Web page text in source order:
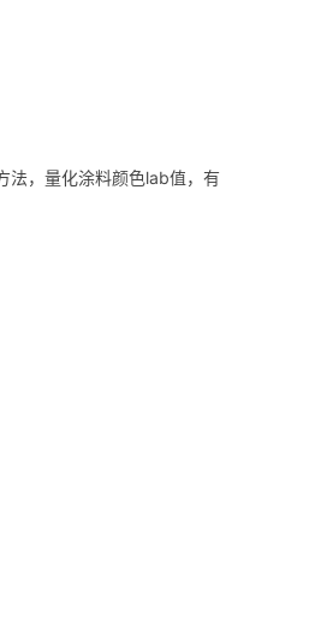
法，量化涂料颜色lab值，有